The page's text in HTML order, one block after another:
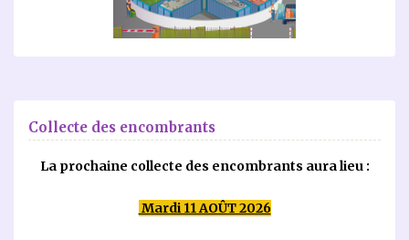
Collecte des encombrants
La prochaine collecte des encombrants aura lieu :
Mardi 11 AOÛT 2026